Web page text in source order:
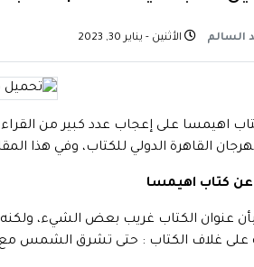
السالم الأثنين - يناير 30, 2023
اهيمسا على إعجاب عدد كبير من
القاهرة الدولي للكتاب، وفي هذا
عن كتاب اهيمسا
بأن عنوان الكتاب غريب بعض الشيء،
على غلاف الكتاب : حتى تشرق الشمس مع